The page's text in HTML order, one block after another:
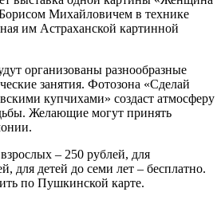
Борисом Михайловичем в технике
им Астраханской картинной
организованы разнообразные
занятия. Фотозона «Сделай
купчихами» создаст атмосферу
Желающие могут принять
– 250 рублей, для
для детей до семи лет – бесплатно.
по Пушкинской карте.